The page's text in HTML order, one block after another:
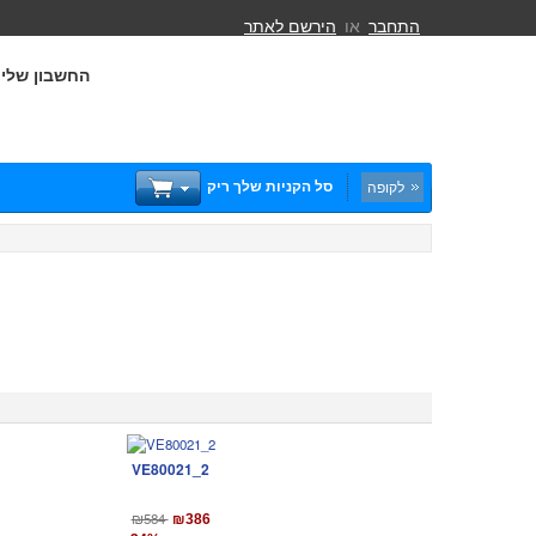
החשבון שלי
התחבר או הירשם לאתר
סל הקניות שלך ריק לקופה
VE80021_2
₪584 ₪386